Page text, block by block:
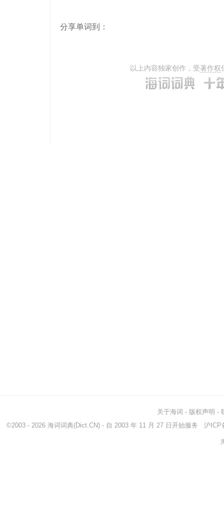
分享单词到：
以上内容独家创作，受著作权
关于海词 - 版权声明 -
©2003 - 2026 海词词典(Dict.CN) - 自 2003 年 11 月 27 日开始服务 沪ICP